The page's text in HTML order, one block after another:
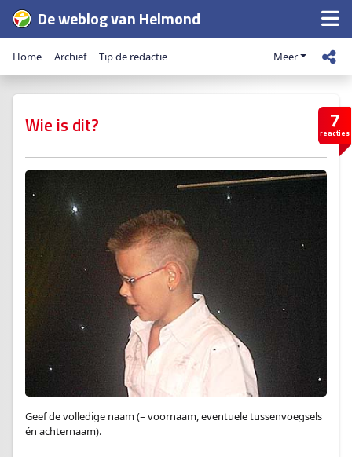
De weblog van Helmond
Home Archief Tip de redactie Meer
7
reacties
Wie is dit?
Geef de volledige naam (= voornaam, eventuele tussenvoegsels
én achternaam).